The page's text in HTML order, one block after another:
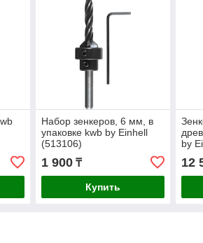
Набор зенкеров, 6 мм, в
упаковке kwb by Einhell
(513106)
1 900₸
Купить
by
12